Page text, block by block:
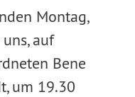
Montag,
auf
Bene
um 19.30